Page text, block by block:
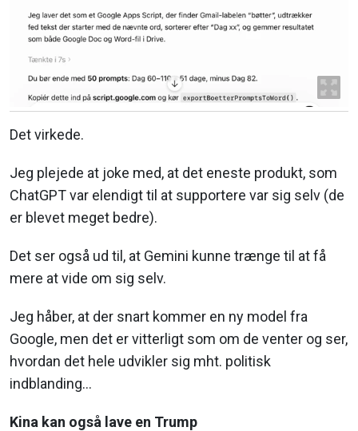
Det virkede.
Jeg plejede at joke med, at det eneste produkt, som
ChatGPT var elendigt til at supportere var sig selv (de
er blevet meget bedre).
Det ser også ud til, at Gemini kunne trænge til at få
mere at vide om sig selv.
Jeg håber, at der snart kommer en ny model fra
Google, men det er vitterligt som om de venter og ser,
hvordan det hele udvikler sig mht. politisk
indblanding…
Kina kan også lave en Trump